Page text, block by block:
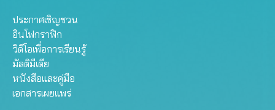
ประกาศเชิญชวน
อินโฟกราฟิก
วิดีโอเพื่อการเรียนรู้
มัลติมีเดีย
หนังสือและคู่มือ
เอกสารเผยแพร่